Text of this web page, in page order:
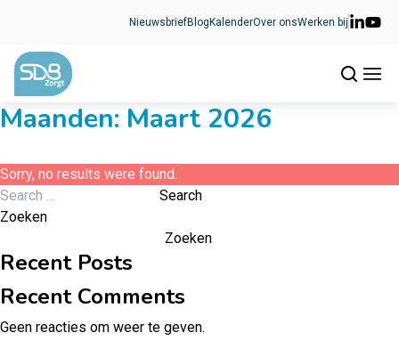
NieuwsbriefBlog KalenderOver onsWerken bij
Maanden: Maart 2026
Sorry, no results were found.
Search for:
Search
Zoeken
Zoeken
Recent Posts
Recent Comments
Geen reacties om weer te geven.